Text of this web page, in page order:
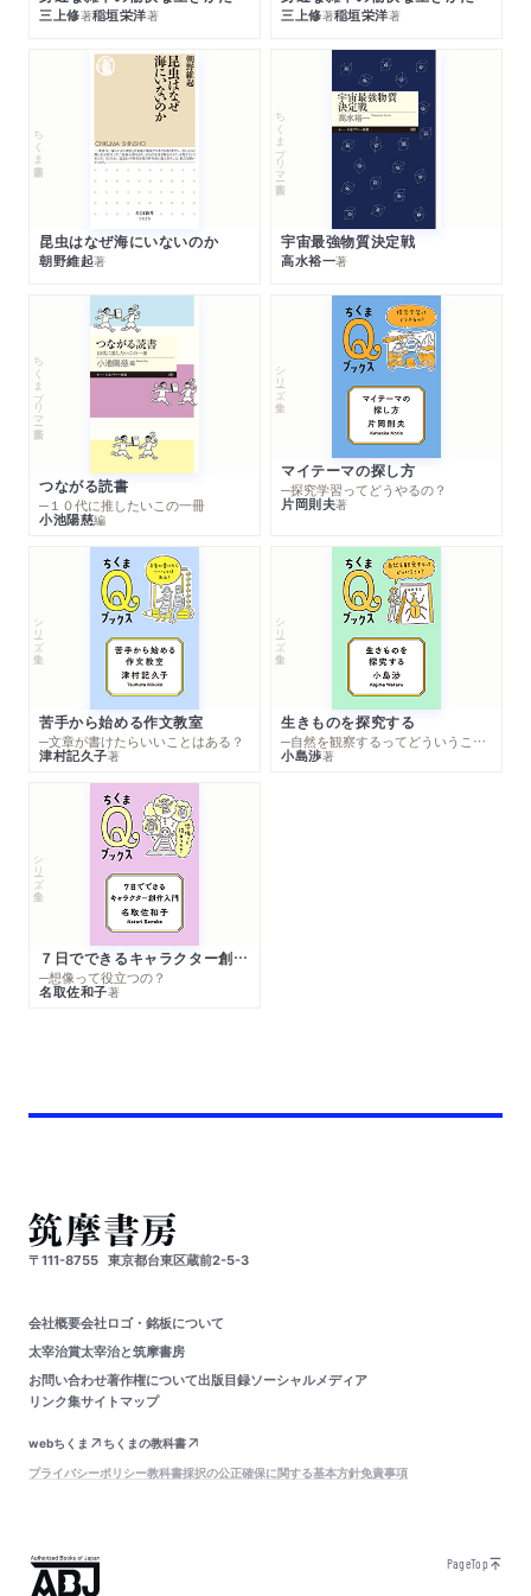
三上修著稲垣栄洋著 三上修著稲垣栄洋著
ちくま新書
昆虫はなぜ海にいないのか
朝野維起著
ちくまプリマー新書
宇宙最強物質決定戦
高水裕一著
ちくまプリマー新書
つながる読書
─１０代に推したいこの一冊
小池陽慈編
シリーズ・全集
マイテーマの探し方
─探究学習ってどうやるの？
片岡則夫著
シリーズ・全集
苦手から始める作文教室
─文章が書けたらいいことはある？
津村記久子著
シリーズ・全集
生きものを探究する
─自然を観察するってどういうこと？
小島渉著
シリーズ・全集
７日でできるキャラクター創作入門
─想像って役立つの？
名取佐和子著
〒111-8755 東京都台東区蔵前2-5-3
会社概要会社ロゴ・銘板について
太宰治賞太宰治と筑摩書房
お問い合わせ著作権について出版目録ソーシャルメディア
リンク集サイトマップ
webちくま
ちくまの教科書
プライバシーポリシー教科書採択の公正確保に関する基本方針免責事項
PageTop